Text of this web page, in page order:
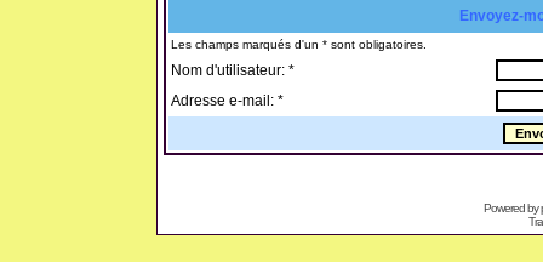
Envoyez-
Les champs marqués d'un * sont obligatoires.
Nom d'utilisateur: *
Adresse e-mail: *
Powered by